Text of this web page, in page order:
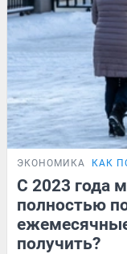
ЭКОНОМИКА КАК
С 2023 года
полностью
получить?